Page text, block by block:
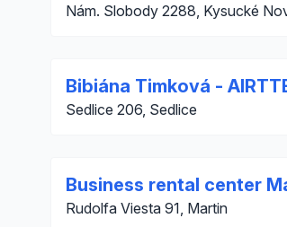
Nám. Slobody 2288, Kysucké
Bibiána Timková -
Sedlice 206, Sedlice
Business rental center
Rudolfa Viesta 91, Martin